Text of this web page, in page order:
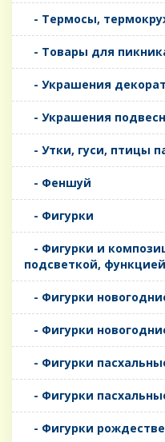
- Термосы,
- Товары для
- Украшения
- Украшения
- Утки, гуси, птицы
- Феншуй
- Фигурки
- Фигурки и
подсветкой,
- Фигурки
- Фигурки
- Фигурки
- Фигурки
- Фигурки